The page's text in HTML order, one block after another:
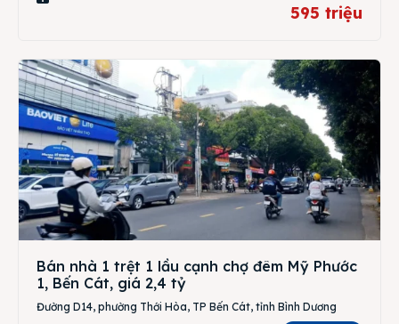
595 triệu
Bán nhà 1 trệt 1 lầu cạnh chợ đêm Mỹ Phước
1, Bến Cát, giá 2,4 tỷ
Đường D14, phường Thới Hòa, TP Bến Cát, tỉnh Bình Dương